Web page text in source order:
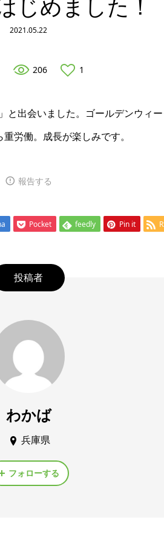
じめました！
2021.05.22
206 1
出会いました。ゴールデンウィ
労働。成長が楽しみです。
報告する
Pocket feedly Pin it
投稿者
わかば
兵庫県
フォローする